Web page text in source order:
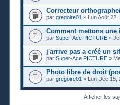
Correcteur
par gregoire01 » Lun Août 22,
Comment mettons une
par Super-Ace PICTURE »
j'arrive pas a créé un
par Super-Ace PICTURE »
Photo libre de droit
par gregoire01 » Lun Déc 15,
Afficher les